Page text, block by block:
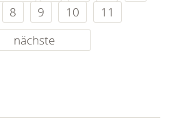
8 9 10
11
nächste